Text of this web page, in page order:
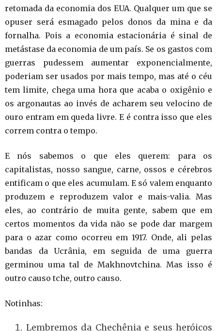
retomada da economia dos EUA. Qualquer um que se
opuser será esmagado pelos donos da mina e da
fornalha. Pois a economia estacionária é sinal de
metástase da economia de um país. Se os gastos com
guerras pudessem aumentar exponencialmente,
poderiam ser usados por mais tempo, mas até o céu
tem limite, chega uma hora que acaba o oxigênio e
os argonautas ao invés de acharem seu velocino de
ouro entram em queda livre. E é contra isso que eles
correm contra o tempo.
E nós sabemos o que eles querem: para os
capitalistas, nosso sangue, carne, ossos e cérebros
entificam o que eles acumulam. E só valem enquanto
produzem e reproduzem valor e mais-valia. Mas
eles, ao contrário de muita gente, sabem que em
certos momentos da vida não se pode dar margem
para o azar como ocorreu em 1917. Onde, ali pelas
bandas da Ucrânia, em seguida de uma guerra
germinou uma tal de Makhnovtchina. Mas isso é
outro causo tche, outro causo.
Notinhas:
Lembremos da Chechênia e seus heróicos